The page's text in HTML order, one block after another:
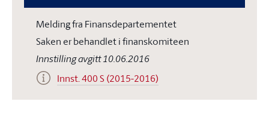
Melding fra Finansdepartementet
Saken er behandlet i finanskomiteen
Innstilling avgitt 10.06.2016
Innst. 400 S (2015-2016)